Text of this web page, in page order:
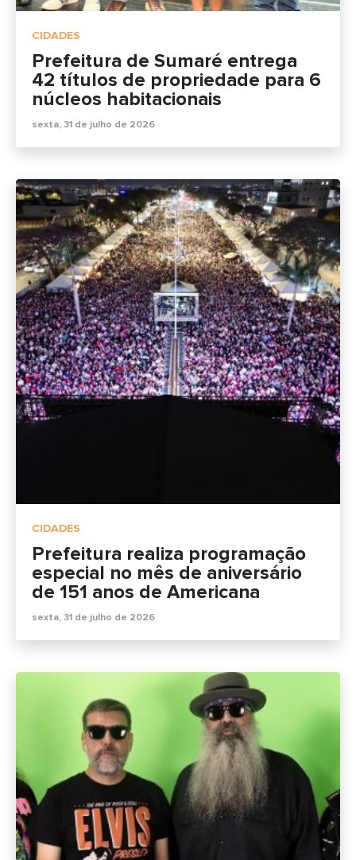
CIDADES
Prefeitura de Sumaré entrega
42 títulos de propriedade para 6
núcleos habitacionais
sexta, 31 de julho de 2026
CIDADES
Prefeitura realiza programação
especial no mês de aniversário
de 151 anos de Americana
sexta, 31 de julho de 2026